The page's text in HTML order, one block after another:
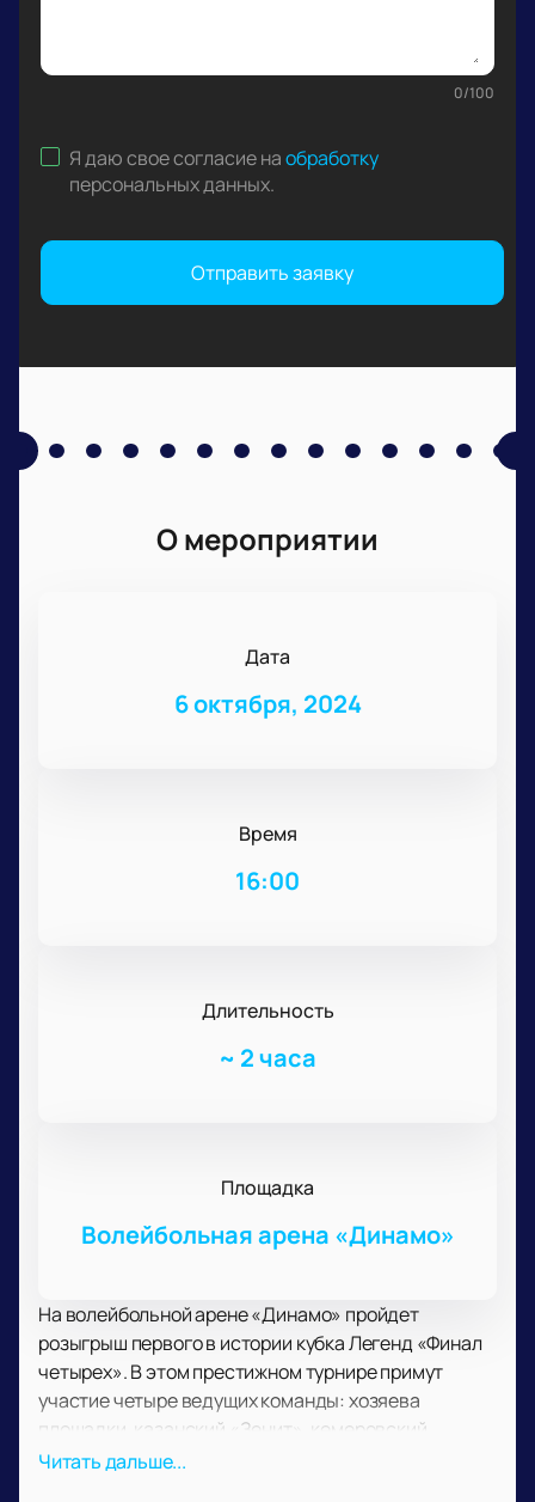
0/100
Я даю свое согласие наобработку
персональных данных.
Отправить заявку
О мероприятии
Дата
6 октября, 2024
Время
16:00
Длительность
~ 2 часа
Площадка
Волейбольная арена «Динамо»
На волейбольной арене «Динамо» пройдет
розыгрыш первого в истории кубка Легенд «Финал
четырех». В этом престижном турнире примут
участие четыре ведущих команды: хозяева
площадки, казанский «Зенит», кемеровский
«Кузбасс» и белгородское «Белогорье». Матч за
Читать дальше...